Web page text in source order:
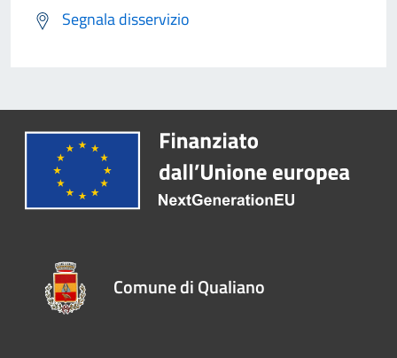
Segnala disservizio
Comune di Qualiano